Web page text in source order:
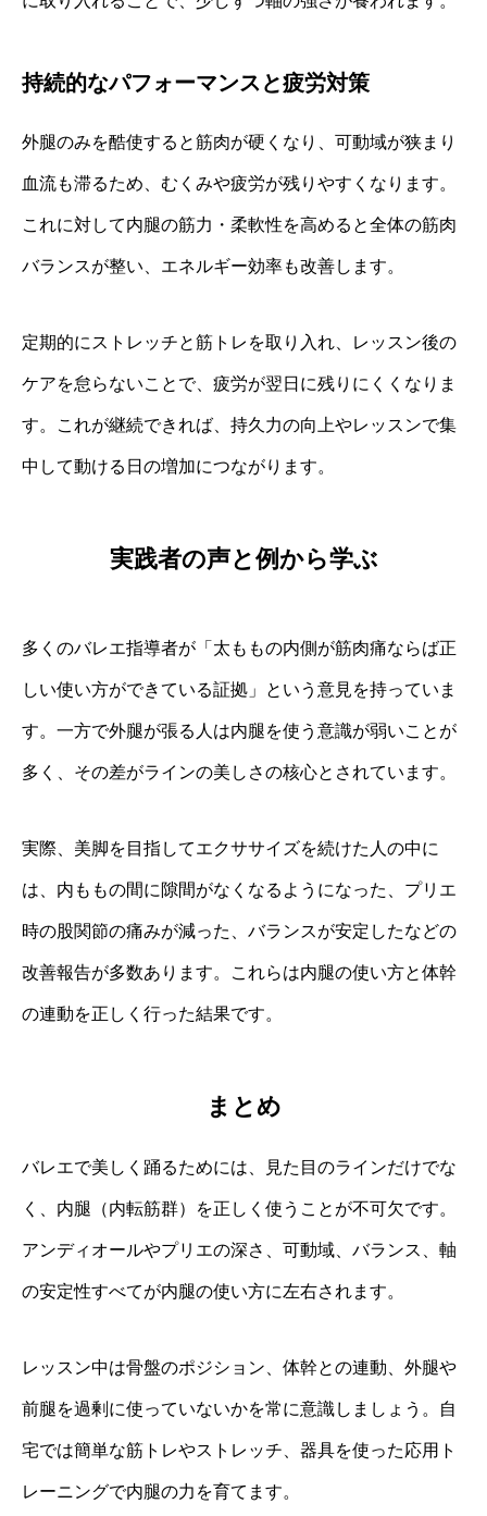
持続的なパフォーマンスと疲労対策
外腿のみを酷使すると筋肉が硬くなり、可動域が狭まり
血流も滞るため、むくみや疲労が残りやすくなります。
これに対して内腿の筋力・柔軟性を高めると全体の筋肉
バランスが整い、エネルギー効率も改善します。
定期的にストレッチと筋トレを取り入れ、レッスン後の
ケアを怠らないことで、疲労が翌日に残りにくくなりま
す。これが継続できれば、持久力の向上やレッスンで集
中して動ける日の増加につながります。
実践者の声と例から学ぶ
多くのバレエ指導者が「太ももの内側が筋肉痛ならば正
しい使い方ができている証拠」という意見を持っていま
す。一方で外腿が張る人は内腿を使う意識が弱いことが
多く、その差がラインの美しさの核心とされています。
実際、美脚を目指してエクササイズを続けた人の中に
は、内ももの間に隙間がなくなるようになった、プリエ
時の股関節の痛みが減った、バランスが安定したなどの
改善報告が多数あります。これらは内腿の使い方と体幹
の連動を正しく行った結果です。
まとめ
バレエで美しく踊るためには、見た目のラインだけでな
く、内腿（内転筋群）を正しく使うことが不可欠です。
アンディオールやプリエの深さ、可動域、バランス、軸
の安定性すべてが内腿の使い方に左右されます。
レッスン中は骨盤のポジション、体幹との連動、外腿や
前腿を過剰に使っていないかを常に意識しましょう。自
宅では簡単な筋トレやストレッチ、器具を使った応用ト
レーニングで内腿の力を育てます。